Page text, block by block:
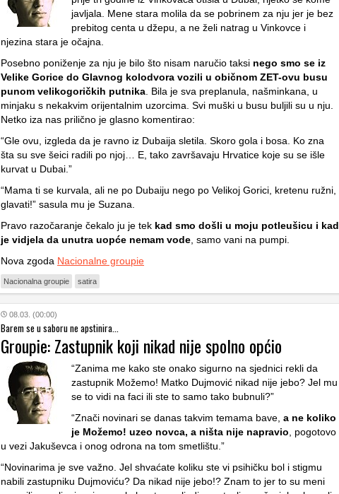
javljala. Mene stara molila da se pobrinem za nju jer je bez
prebitog centa u džepu, a ne želi natrag u Vinkovce i
njezina stara je očajna.
Posebno poniženje za nju je bilo što nisam naručio taksi nego smo se iz
Velike Gorice do Glavnog kolodvora vozili u običnom ZET-ovu busu
punom velikogoričkih putnika . Bila je sva preplanula, našminkana, u
minjaku s nekakvim orijentalnim uzorcima. Svi muški u busu buljili su u nju.
Netko iza nas prilično je glasno komentirao:
“Gle ovu, izgleda da je ravno iz Dubaija sletila. Skoro gola i bosa. Ko zna
šta su sve šeici radili po njoj… E, tako završavaju Hrvatice koje su se išle
kurvat u Dubai.”
“Mama ti se kurvala, ali ne po Dubaiju nego po Velikoj Gorici, kretenu ružni,
glavati!” sasula mu je Suzana.
Pravo razočaranje čekalo ju je tek kad smo došli u moju potleušicu i kad
je vidjela da unutra uopće nemam vode , samo vani na pumpi.
Nova zgoda Nacionalne groupie
Nacionalna groupie satira
08.03. (00:00)
Barem se u saboru ne apstinira...
Groupie: Zastupnik koji nikad nije spolno općio
“Zanima me kako ste onako sigurno na sjednici rekli da
zastupnik Možemo! Matko Dujmović nikad nije jebo? Jel mu
se to vidi na faci ili ste to samo tako bubnuli?”
“Znači novinari se danas takvim temama bave, a ne koliko
je Možemo! uzeo novca, a ništa nije napravio , pogotovo
u vezi Jakuševca i onog odrona na tom smetlištu.”
“Novinarima je sve važno. Jel shvaćate koliku ste vi psihičku bol i stigmu
nabili zastupniku Dujmoviću? Da nikad nije jebo!? Znam to jer to su meni